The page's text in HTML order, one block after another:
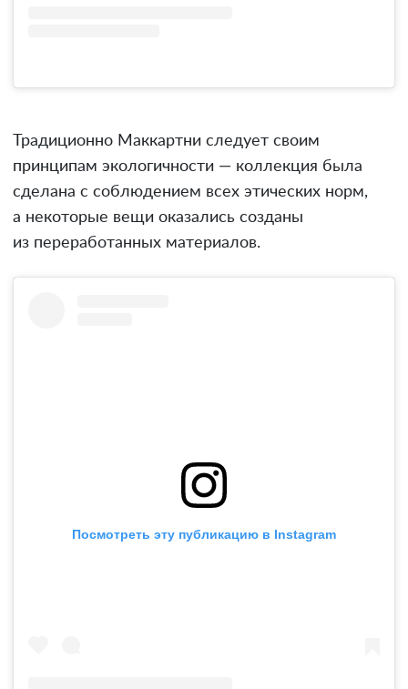
Традиционно Маккартни следует своим
принципам экологичности — коллекция была
сделана с соблюдением всех этических норм,
а некоторые вещи оказались созданы
из переработанных материалов.
Посмотреть эту публикацию в Instagram